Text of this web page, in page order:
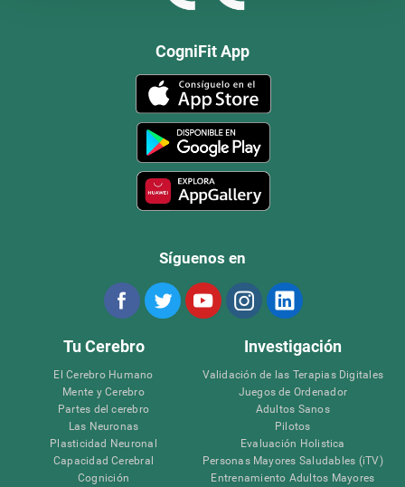
CogniFit App
Síguenos en
Tu Cerebro
El Cerebro Humano
Mente y Cerebro
Partes del cerebro
Las Neuronas
Plasticidad Neuronal
Capacidad Cerebral
Cognición
Investigación
Validación de las Terapias Digitales
Juegos de Ordenador
Adultos Sanos
Pilotos
Evaluación Holistica
Personas Mayores Saludables (iTV)
Entrenamiento Adultos Mayores